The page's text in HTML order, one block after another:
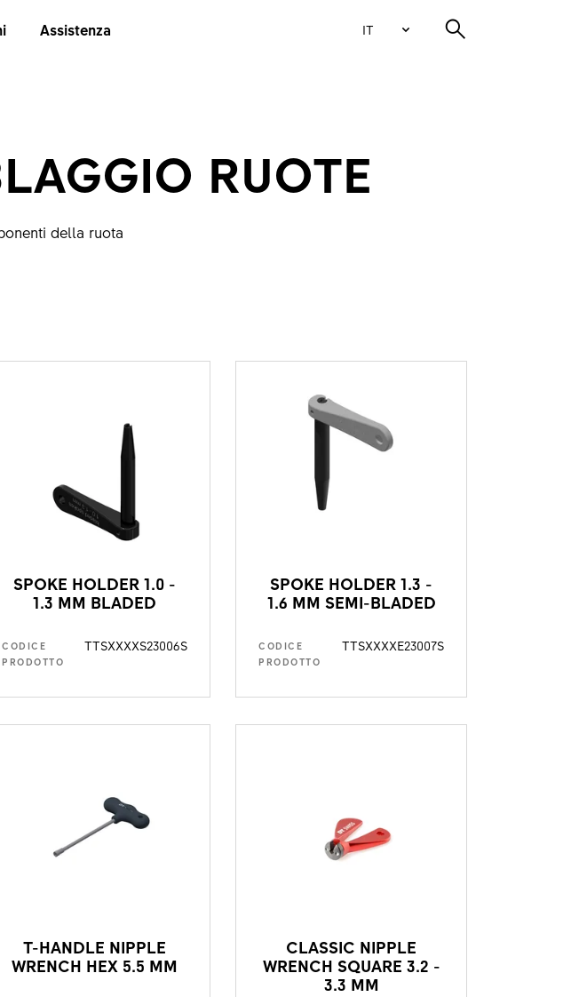
Assistenza IT
RUOTE
della ruota
SPOKE HOLDER 1.0 -
1.3 MM BLADED
CODICE
PRODOTTO
TTSXXXXS23006S
SPOKE HOLDER 1.3 -
1.6 MM SEMI-BLADED
CODICE
PRODOTTO
TTSXXXXE23007S
T-HANDLE NIPPLE
WRENCH HEX 5.5 MM
CLASSIC NIPPLE
WRENCH SQUARE 3.2 -
3.3 MM